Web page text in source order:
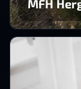
MFH